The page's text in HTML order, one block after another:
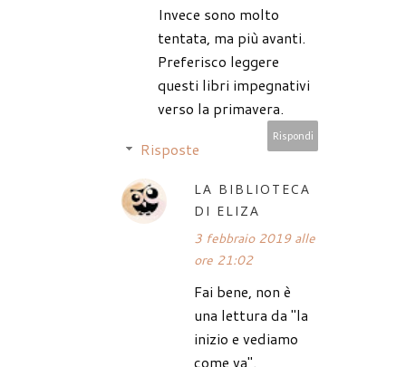
Invece sono molto
tentata, ma più avanti.
Preferisco leggere
questi libri impegnativi
verso la primavera.
Rispondi
Risposte
LA BIBLIOTECA
DI ELIZA
3 febbraio 2019 alle
ore 21:02
Fai bene, non è
una lettura da "la
inizio e vediamo
come va".